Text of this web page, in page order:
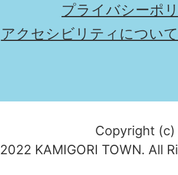
プライバシーポ
アクセシビリティについて
Copyright (c)
2022 KAMIGORI TOWN. All